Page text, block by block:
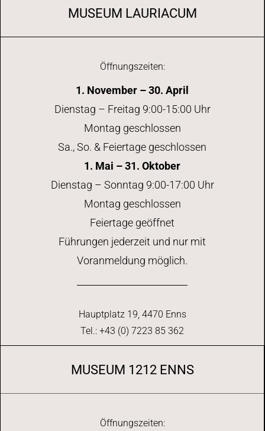
MUSEUM LAURIACUM
Öffnungszeiten:
1. November – 30. April
Dienstag – Freitag 9:00-15:00 Uhr
Montag geschlossen
Sa., So. & Feiertage geschlossen
1. Mai – 31. Oktober
Dienstag – Sonntag 9:00-17:00 Uhr
Montag geschlossen
Feiertage geöffnet
Führungen jederzeit und nur mit
Voranmeldung möglich.
Hauptplatz 19, 4470 Enns
Tel.: +43 (0) 7223 85 362
MUSEUM 1212 ENNS
Öffnungszeiten: